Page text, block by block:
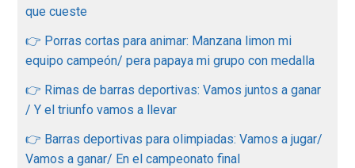
que cueste
👉 Porras cortas para animar: Manzana limon mi
equipo campeón/ pera papaya mi grupo con medalla
👉 Rimas de barras deportivas: Vamos juntos a ganar
/ Y el triunfo vamos a llevar
👉 Barras deportivas para olimpiadas: Vamos a jugar/
Vamos a ganar/ En el campeonato final